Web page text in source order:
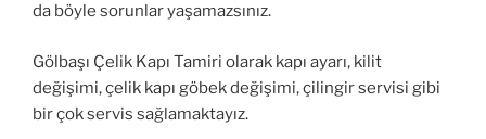
da böyle sorunlar yaşamazsınız.
Gölbaşı Çelik Kapı Tamiri olarak kapı ayarı, kilit
değişimi, çelik kapı göbek değişimi, çilingir servisi gibi
bir çok servis sağlamaktayız.